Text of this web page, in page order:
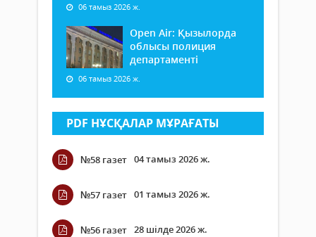
06 тамыз 2026 ж.
Open Air: Қызылорда
облысы полиция
департаменті
06 тамыз 2026 ж.
PDF НҰСҚАЛАР МҰРАҒАТЫ
№58 газет 04 тамыз 2026 ж.
№57 газет 01 тамыз 2026 ж.
№56 газет 28 шілде 2026 ж.